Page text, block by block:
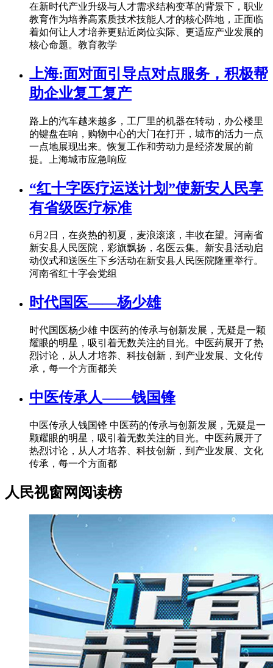
在新时代产业升级与人才需求结构变革的背景下，职业
教育作为培养高素质技术技能人才的核心阵地，正面临
着如何让人才培养更贴近岗位实际、更适应产业发展的
核心命题。教育教学
上海:面对面引导点对点服务，积极帮
助企业复工复产
路上的汽车越来越多，工厂里的机器在转动，办公楼里
的键盘在响，购物中心的大门在打开，城市的活力一点
一点地展现出来。恢复工作和劳动力是经济发展的前
提。上海城市应急响应
“红十字医疗运送计划”使新安人民享
有省级医疗标准
6月2日，在炎热的初夏，麦浪滚滚，丰收在望。河南省
新安县人民医院，彩旗飘扬，名医云集。新安县活动启
动仪式和送医生下乡活动在新安县人民医院隆重举行。
河南省红十字会党组
时代国医——杨少雄
时代国医杨少雄 中医药的传承与创新发展，无疑是一颗
耀眼的明星，吸引着无数关注的目光。中医药展开了热
烈讨论，从人才培养、科技创新，到产业发展、文化传
承，每一个方面都关
中医传承人——钱国锋
中医传承人钱国锋 中医药的传承与创新发展，无疑是一
颗耀眼的明星，吸引着无数关注的目光。中医药展开了
热烈讨论，从人才培养、科技创新，到产业发展、文化
传承，每一个方面都
人民视窗网阅读榜